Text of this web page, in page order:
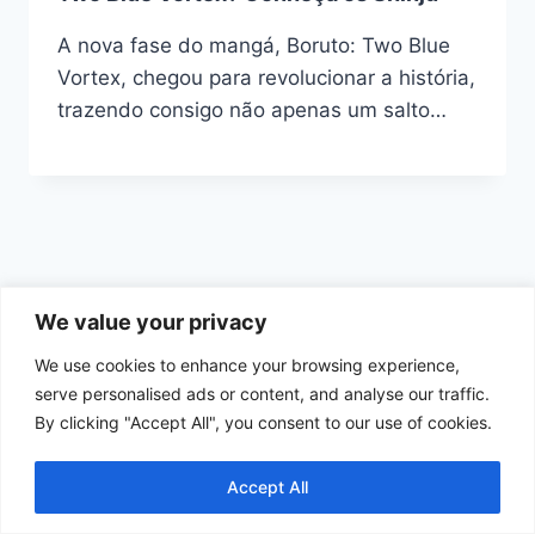
We value your privacy
We use cookies to enhance your browsing experience,
serve personalised ads or content, and analyse our traffic.
By clicking "Accept All", you consent to our use of cookies.
Accept All
A nova fase do mangá, Boruto: Two Blue
Vortex, chegou para revolucionar a história,
trazendo consigo não apenas um salto…
Início
Política de Cookies
Política de Privacidade
Termos e Condições de Uso